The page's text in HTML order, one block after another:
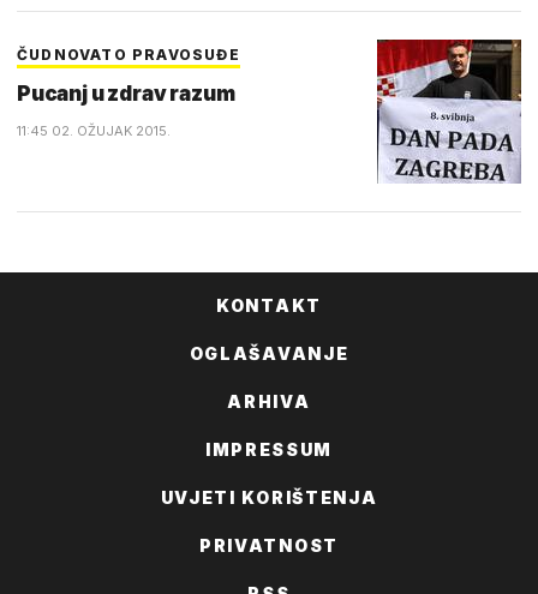
ČUDNOVATO PRAVOSUĐE
Pucanj u zdrav razum
11:45 02. OŽUJAK 2015.
KONTAKT
OGLAŠAVANJE
ARHIVA
IMPRESSUM
UVJETI KORIŠTENJA
PRIVATNOST